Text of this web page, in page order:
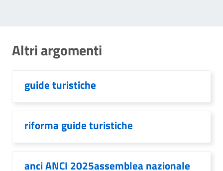
Altri argomenti
guide turistiche
riforma guide turistiche
anci ANCI 2025assemblea nazionale